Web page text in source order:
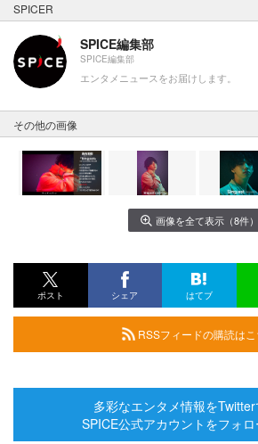
SPICER
SPICE編集部
SPICE編集部
エンタメニュースをお届けします。
その他の画像
画像を全て表示（8件）
ポスト シェア はてブ
RSSフィードの購読はこ
多彩なエンタメ情報を
SPICE公式アカウントをフォロ